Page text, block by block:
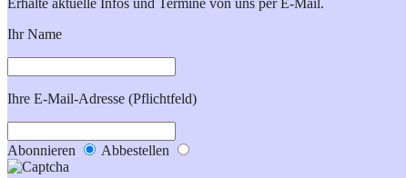
Erhalte aktuelle Infos und Termine von uns per E-Mail.
Ihr Name
Ihre E-Mail-Adresse (Pflichtfeld)
Abonnieren Abbestellen